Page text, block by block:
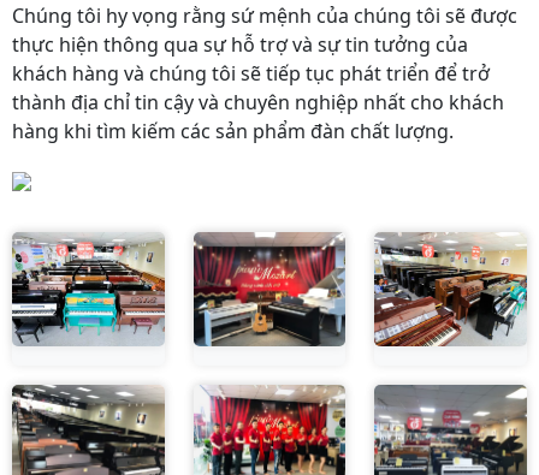
Chúng tôi hy vọng rằng sứ mệnh của chúng tôi sẽ được
thực hiện thông qua sự hỗ trợ và sự tin tưởng của
khách hàng và chúng tôi sẽ tiếp tục phát triển để trở
thành địa chỉ tin cậy và chuyên nghiệp nhất cho khách
hàng khi tìm kiếm các sản phẩm đàn chất lượng.